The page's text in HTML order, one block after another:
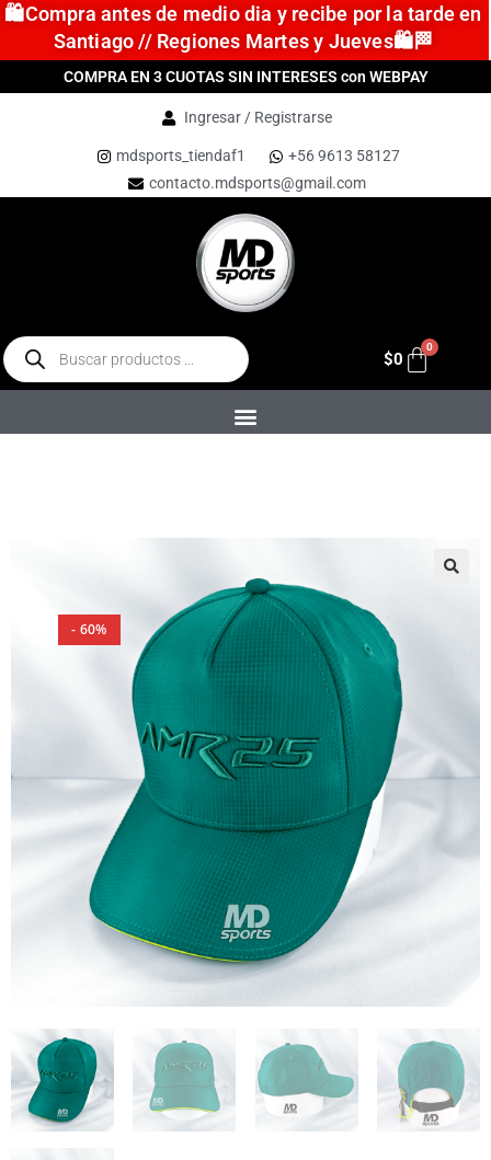
🛍️Compra antes de medio dia y recibe por la tarde en
Santiago // Regiones Martes y Jueves🛍️🏁
COMPRA EN 3 CUOTAS SIN INTERESES con WEBPAY
Ingresar / Registrarse
mdsports_tiendaf1
+56 9613 58127
contacto.mdsports@gmail.com
$0
- 60%